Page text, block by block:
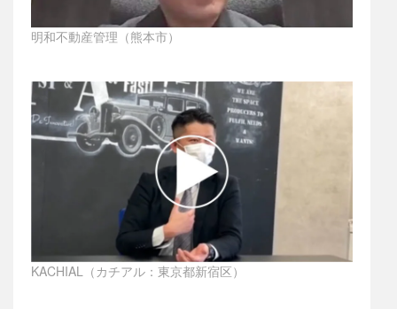
明和不動産管理（熊本市）
KACHIAL（カチアル：東京都新宿区）